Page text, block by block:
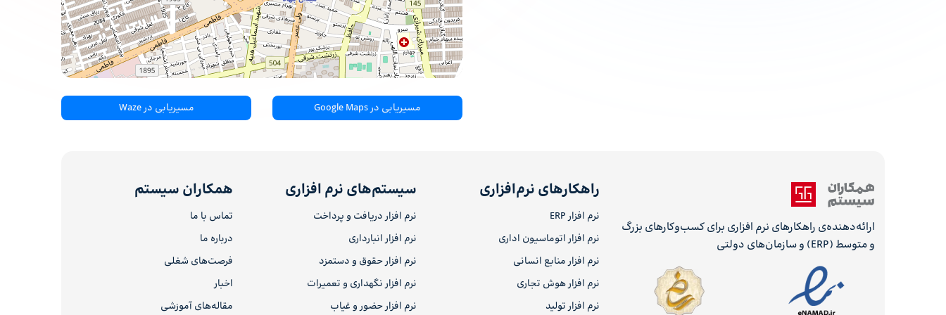
مسیریابی در Google Maps مسیریابی در Waze
ارائه‌دهنده‌ی راهکارهای نرم افزاری برای کسب‌وکارهای بزرگ
و متوسط (ERP) و سازمان‌های دولتی
راهکارهای نرم‌افزاری
نرم افزار ERP
نرم افزار اتوماسیون اداری
نرم افزار منابع انسانی
نرم افزار هوش تجاری
نرم افزار تولید
سیستم‌های نرم افزاری
نرم افزار دریافت و پرداخت
نرم افزار انبارداری
نرم افزار حقوق و دستمزد
نرم افزار نگهداری و تعمیرات
نرم افزار حضور و غیاب
همکاران سیستم
تماس با ما
درباره ما
فرصت‌های شغلی
اخبار
مقاله‌های آموزشی